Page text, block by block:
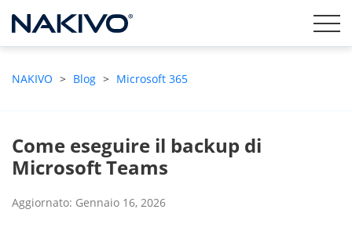
NAKIVO > Blog > Microsoft 365
Come eseguire il backup di
Microsoft Teams
Aggiornato: Gennaio 16, 2026